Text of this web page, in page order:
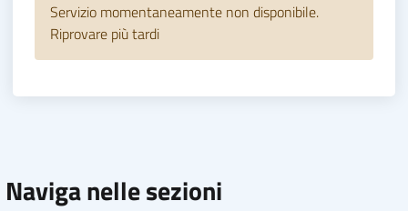
Servizio momentaneamente non disponibile.
Riprovare più tardi
Naviga nelle sezioni